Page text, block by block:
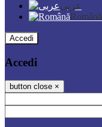
عربى
Română
Accedi
Accedi
button close ×